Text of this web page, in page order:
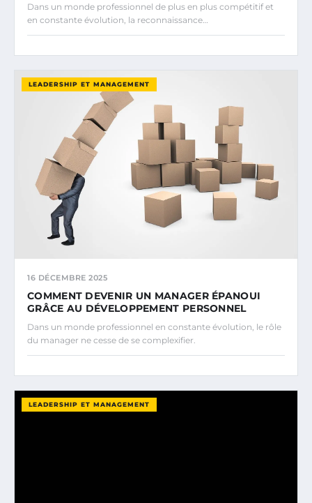
Dans un monde professionnel de plus en plus compétitif et
en constante évolution, la reconnaissance…
LEADERSHIP ET MANAGEMENT
16 DÉCEMBRE 2025
COMMENT DEVENIR UN MANAGER ÉPANOUI
GRÂCE AU DÉVELOPPEMENT PERSONNEL
Dans un monde professionnel en constante évolution, le rôle
du manager ne cesse de se complexifier.
LEADERSHIP ET MANAGEMENT